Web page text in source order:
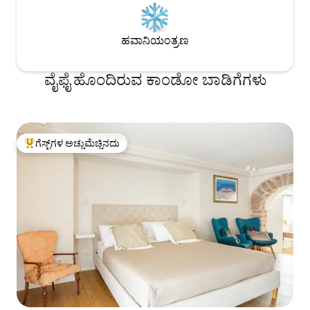
ಹವಾನಿಯಂತ್ರಣ
ವೈಫೈ ಹೊಂದಿರುವ ಕಾಂಡೋ ಬಾಡಿಗೆಗಳು
ಗೆಸ್ಟ್‌ಗಳಿಗೆ ಅತಿ ಹೆಚ್ಚು ಅಚ್ಚುಮೆಚ್ಚಿನದು
ಗೆಸ್ಟ್‌ಗಳ ಅಚ್ಚುಮೆಚ್ಚಿನದು